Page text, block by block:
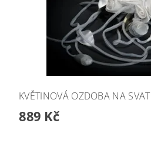
KVĚTINOVÁ OZDOBA NA
889 Kč